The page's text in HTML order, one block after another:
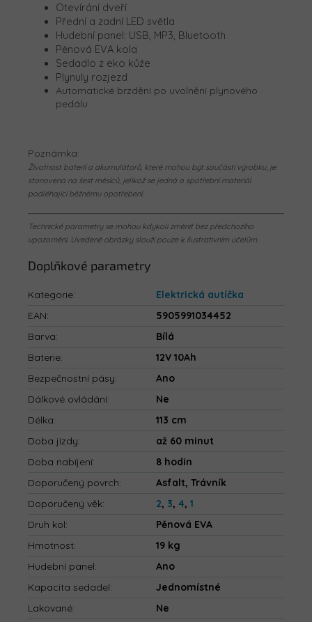
Otevírání dveří
Přední a zadní LED světla
Hudební panel: USB, MP3, Bluetooth
Pěnová EVA kola
Sedadlo z eko kůže
Plynuly rozjezd
Automatické brzdění po uvolnění plynového
pedálu
Poznámka:
Životnost baterií a akumulátorů, které mohou být součástí výrobku, je
stanovena na šest měsíců, jelikož se jedná o spotřební materiál
podléhající běžnému opotřebení.
Technické parametry se mohou kdykoli změnit bez předchozího
upozornění. Uvedené obrázky slouží pouze k ilustrativním účelům.
Doplňkové parametry
Kategorie:
Elektrická autíčka
EAN:
5905991034452
Barva:
Bílá
Baterie:
12V 10Ah
Bezpečnostní pásy:
Ano
Dálkové ovládání:
Ne
Délka:
113 cm
Doba jízdy:
až 60 minut
Doba nabíjení:
8 hodin
Doporučený povrch:
Asfalt, Trávník
Doporučený věk: 2, 3, 4, 1
Druh kol:
Pěnová EVA
Hmotnost:
19 kg
Hudební panel:
Ano
Kapacita sedadel:
Jednomístné
Lakované:
Ne